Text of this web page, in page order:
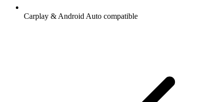
Carplay & Android Auto compatible